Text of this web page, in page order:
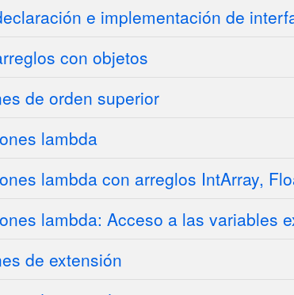
e implementación de
con objetos
de orden superior
lambda
lambda con arreglos IntArray,
lambda: Acceso a las variables
de extensión